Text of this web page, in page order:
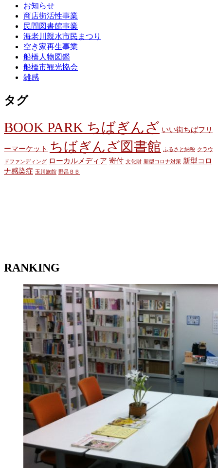
お知らせ
商店街活性事業
民間図書館事業
海老川親水市民まつり
空き家再生事業
船橋人物図鑑
船橋市観光協会
雑感
タグ
BOOK PARK ちばぎんざ いい街ちばフリ
ーマーケット ちばぎんざ図書館 ふるさと納税 クラウ
ドファンディング ローカルメディア 寄付 文化財 新型コロナ対策 新型コロ
ナ感染症 玉川旅館 野呂ＢＢ
RANKING